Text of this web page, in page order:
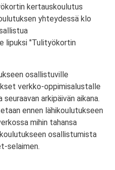
kertauskoulutus
yhteydessä klo
lipuksi "Tulityökortin
osallistuville
verkko-oppimisalustalle
arkipäivän aikana.
ennen lähikoulutukseen
mihin tahansa
osallistumista
selaimen.